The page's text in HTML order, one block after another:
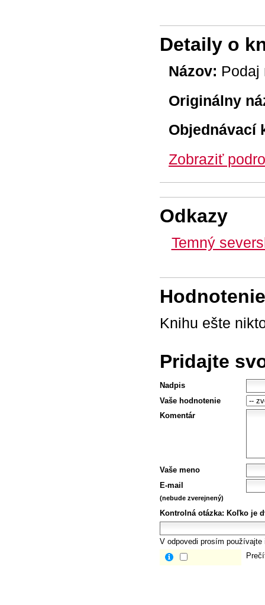
Detaily o
Názov: Podaj
Originálny
Objednávací
Zobraziť
Odkazy
Temný
Knihu ešte
Pridajte
Nadpis
Vaše hodnotenie
Komentár
Vaše meno
E-mail
(nebude zverejnený)
Kontrolná otázka: Koľko je
V odpovedi prosím